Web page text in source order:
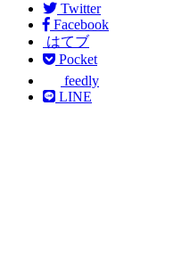
Twitter
Facebook
はてブ
Pocket
feedly
LINE